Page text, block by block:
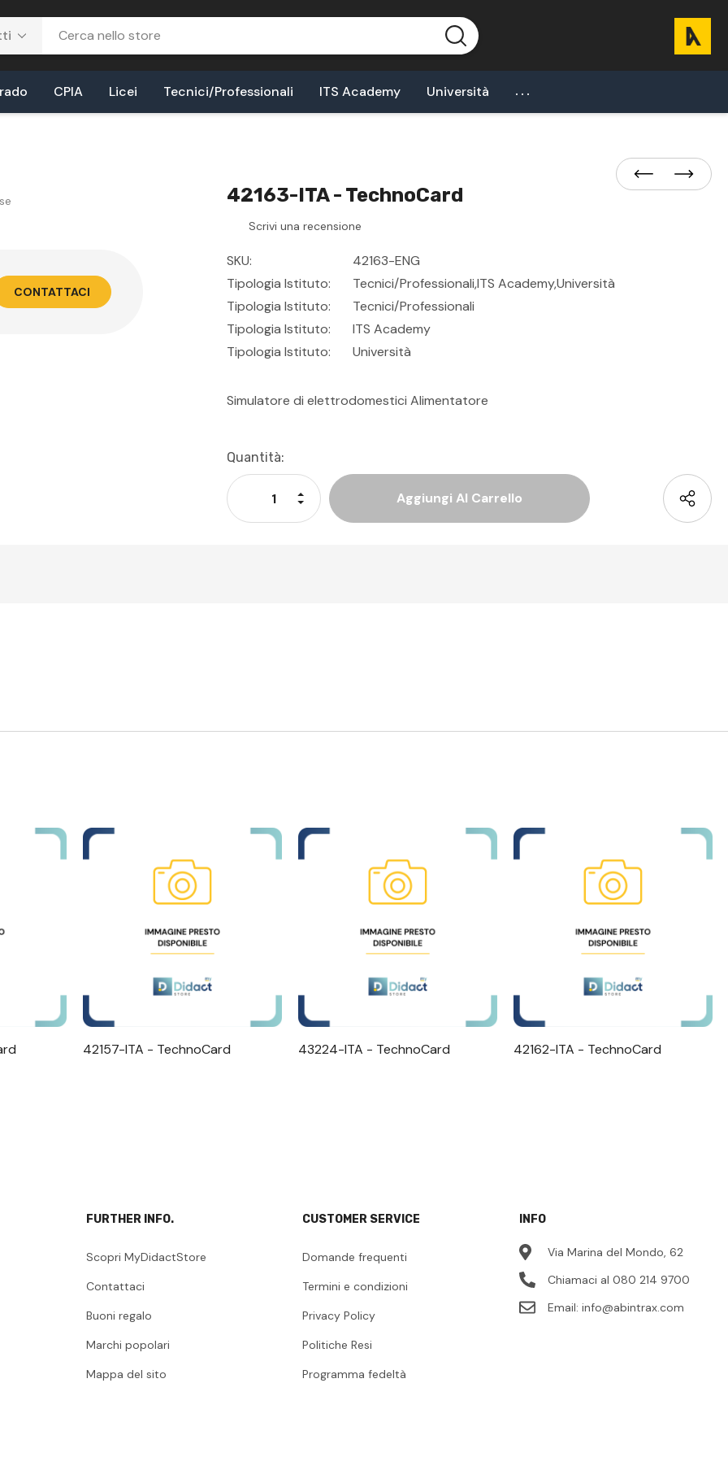
CPIA Licei Tecnici/Professionali ITS Academy Università ...
CONTATTACI
42163-ITA - TechnoCard
Scrivi una recensione
SKU:
42163-ENG
Tipologia Istituto:
Tecnici/professionali,ITS Academy,Università
Tipologia Istituto:
Tecnici/Professionali
Tipologia Istituto:
ITS Academy
Tipologia Istituto:
Università
Simulatore di elettrodomestici Alimentatore
Disponibilità
Attuale:
Quantità:
Diminuisci La Quantità Di Undefined
Aumenta La Quantità Di Undefined
42157-ITA - TechnoCard 43224-ITA - TechnoCard 42162-ITA - TechnoCard
FURTHER INFO.
Scopri MyDidactStore
Contattaci
Buoni regalo
Marchi popolari
Mappa del sito
CUSTOMER SERVICE
Domande frequenti
Termini e condizioni
Privacy Policy
Politiche Resi
Programma fedeltà
INFO
Via Marina del Mondo, 62
Chiamaci al 080 214 9700
Email:info@abintrax.com